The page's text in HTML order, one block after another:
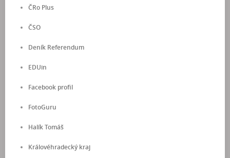
ČRo Plus
ČSO
Deník Referendum
EDUin
Facebook profil
FotoGuru
Halík Tomáš
Královéhradecký kraj